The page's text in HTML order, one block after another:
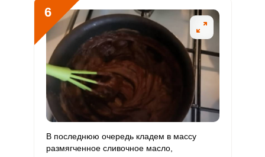
6
В последнюю очередь кладем в массу
размягченное сливочное масло,